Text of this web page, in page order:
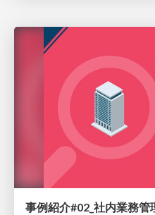
事例紹介#02_社内業務管